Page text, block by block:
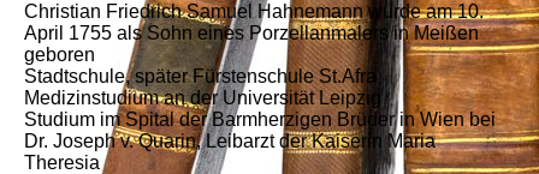
Christian Friedrich Samuel Hahnemann wurde am 10.
April 1755 als Sohn eines Porzellanmalers in Meißen
geboren
Stadtschule, später Fürstenschule St.Afra
Medizinstudium an der Universität Leipzig
Studium im Spital der Barmherzigen Brüder in Wien bei
Dr. Joseph v. Quarin, Leibarzt der Kaiserin Maria
Theresia